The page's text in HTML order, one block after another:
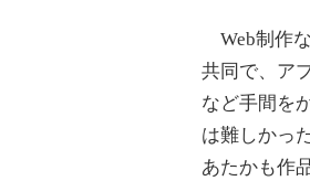
Web制作な
共同で、ア
など手間を
は難しかっ
あたかも作